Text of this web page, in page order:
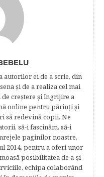
autorilor ei de a scrie, din
şi de a realiza cel mai
creştere şi îngrijire a
online pentru părinţi şi
să redevină copii. Ne
să-i fascinăm, să-i
paginilor noastre.​
2014, pentru a oferi unor
posibilitatea de a-şi
echipa colaborând